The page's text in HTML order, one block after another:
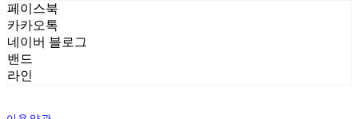
페이스북
카카오톡
네이버 블로그
밴드
라인